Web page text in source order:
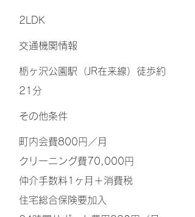
2LDK
交通機関情報
栃ヶ沢公園駅（JR在来線）徒歩約
21分
その他条件
町内会費800円／月
クリーニング費70,000円
仲介手数料1ヶ月＋消費税
住宅総合保険要加入